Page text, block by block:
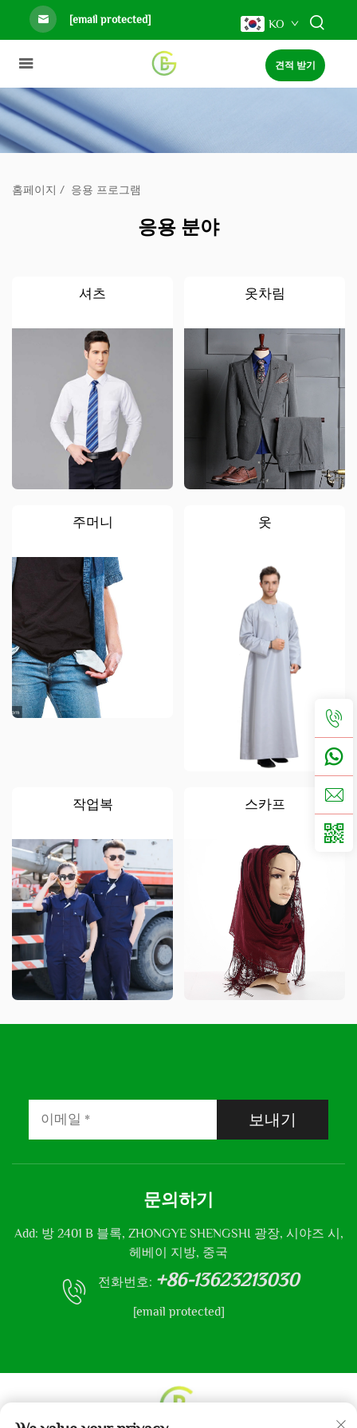
[email protected] KO
견적 받기
홈페이지 / 응용 프로그램
응용 분야
셔츠 옷차림
주머니 옷
작업복 스카프
보내기
문의하기
Add: 방 2401 B 블록, ZHONGYE SHENGSHI 광장, 시야즈 시,
헤베이 지방, 중국
전화번호: +86-13623213030
[email protected]